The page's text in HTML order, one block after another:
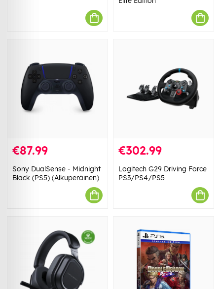
€87.99
Sony DualSense - Midnight
Black (PS5) (Alkuperäinen)
€302.99
Logitech G29 Driving Force
PS3/PS4/PS5